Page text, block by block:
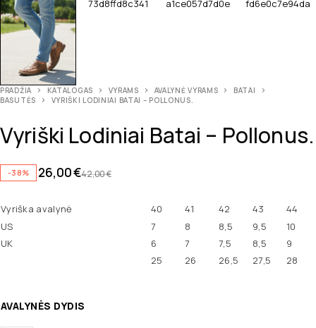
PRADŽIA KATALOGAS VYRAMS AVALYNĖ VYRAMS
BATAI
BASUTĖS
VYRIŠKI LODINIAI BATAI – POLLONUS.
Vyriški Lodiniai Batai – Pollonus.
-38% 42,00€
26,00€
Vyriška avalynė 40 41 42 43
44
US
7 8 8,5 9,5
10
UK
6 7 7,5 8,5
9
25
26 26,5 27,5 28
AVALYNĖS DYDIS